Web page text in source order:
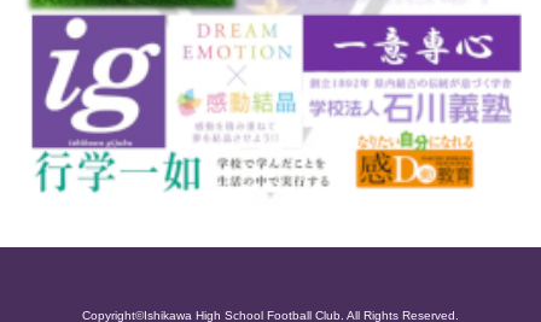
Copyright©Ishikawa High School Football Club. All Rights Reserved.